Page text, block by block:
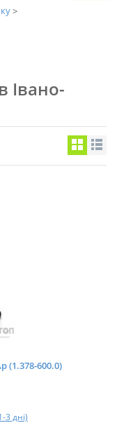
Івано-
(1.378-600.0)
3 дні)